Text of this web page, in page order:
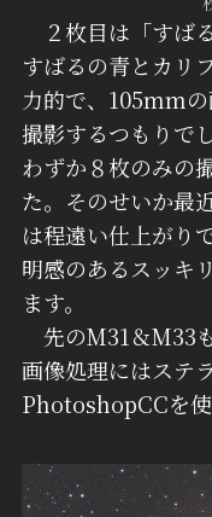
２枚目は「すば
すばるの青とカリ
力的で、105mm
撮影するつもりで
わずか８枚のみの
た。そのせいか最
は程遠い仕上がり
明感のあるスッキ
ます。
先のM31＆M33
画像処理にはステ
PhotoshopCCを使